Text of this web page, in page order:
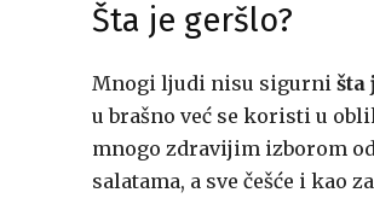
Šta je geršlo?
Mnogi ljudi nisu sigurni šta
u brašno već se koristi u
mnogo zdravijim izborom
salatama, a sve češće i kao